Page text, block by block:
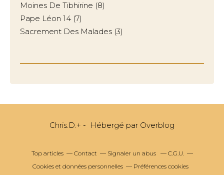
Moines De Tibhirine (8)
Pape Léon 14 (7)
Sacrement Des Malades (3)
Chris.D.+ - Hébergé par Overblog
Top articles Contact Signaler un abus
C.G.U.
Cookies et données personnelles
Préférences cookies